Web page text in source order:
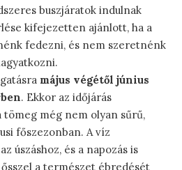
buszjáratok indulnak
kifejezetten ajánlott, ha a
fedezni, és nem szeretnénk
május végétől június
. Ekkor az időjárás
tömeg még nem olyan sűrű,
főszezonban. A víz
úszáshoz, és a napozás is
ősszel a természet ébredését